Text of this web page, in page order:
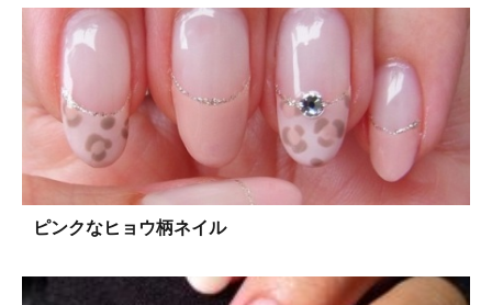
ピンクなヒョウ柄ネイル